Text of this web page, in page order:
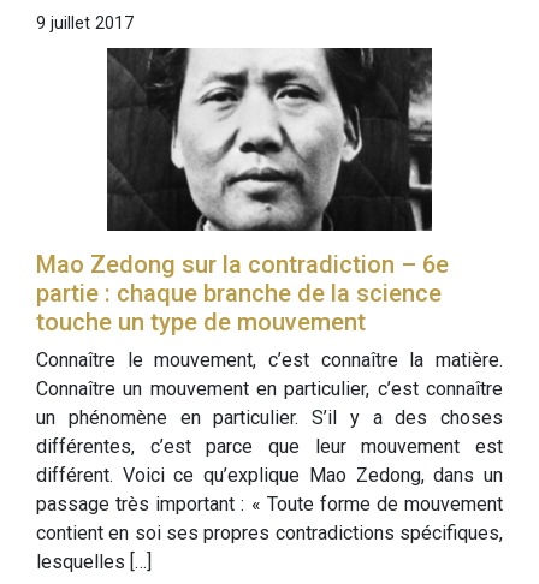
9 juillet 2017
Mao Zedong sur la contradiction – 6e
partie : chaque branche de la science
touche un type de mouvement
Connaître le mouvement, c’est connaître la matière.
Connaître un mouvement en particulier, c’est connaître
un phénomène en particulier. S’il y a des choses
différentes, c’est parce que leur mouvement est
différent. Voici ce qu’explique Mao Zedong, dans un
passage très important : « Toute forme de mouvement
contient en soi ses propres contradictions spécifiques,
lesquelles […]